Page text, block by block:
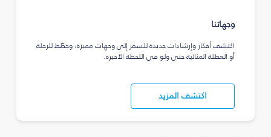
وجهاتنا
اكتشف أفكار وإرشادات جديدة للسفر إلى وجهات مميزة، وخطّط للرحلة
أو العطلة المثالية حتى ولو في اللحظة الأخيرة.
اكتشف المزيد